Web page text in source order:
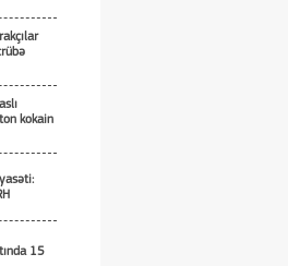
kokain
15